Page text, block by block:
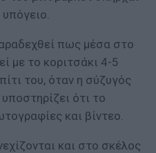
πως μέσα στο
με το κοριτσάκι 4-5
του, όταν η σύζυγός
ότι το
και βίντεο.
και στο σκέλος